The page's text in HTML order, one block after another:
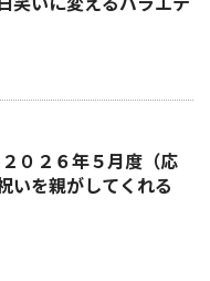
０２６年５月度（応
を親がしてくれる